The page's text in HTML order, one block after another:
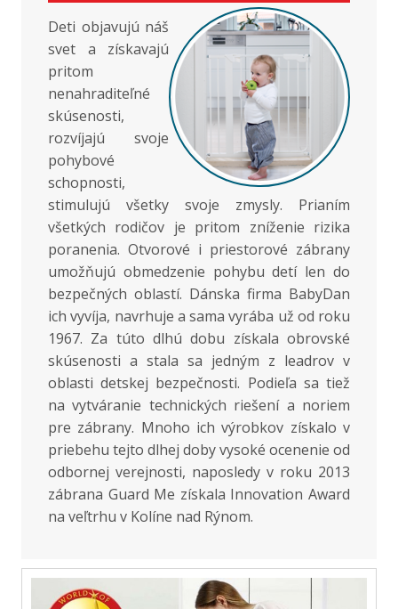
Deti objavujú náš
svet a získavajú
pritom
nenahraditeľné
skúsenosti,
rozvíjajú svoje
pohybové
schopnosti,
stimulujú všetky svoje zmysly. Prianím
všetkých rodičov je pritom zníženie rizika
poranenia. Otvorové i priestorové zábrany
umožňujú obmedzenie pohybu detí len do
bezpečných oblastí. Dánska firma BabyDan
ich vyvíja, navrhuje a sama vyrába už od roku
1967. Za túto dlhú dobu získala obrovské
skúsenosti a stala sa jedným z leadrov v
oblasti detskej bezpečnosti. Podieľa sa tiež
na vytváranie technických riešení a noriem
pre zábrany. Mnoho ich výrobkov získalo v
priebehu tejto dlhej doby vysoké ocenenie od
odbornej verejnosti, naposledy v roku 2013
zábrana Guard Me získala Innovation Award
na veľtrhu v Kolíne nad Rýnom.